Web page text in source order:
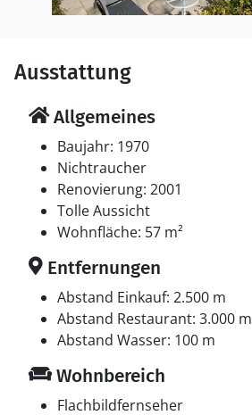
Ausstattung
Allgemeines
Baujahr: 1970
Nichtraucher
Renovierung: 2001
Tolle Aussicht
Wohnfläche: 57 m²
Entfernungen
Abstand Einkauf: 2.500 m
Abstand Restaurant: 3.000 m
Abstand Wasser: 100 m
Wohnbereich
Flachbildfernseher